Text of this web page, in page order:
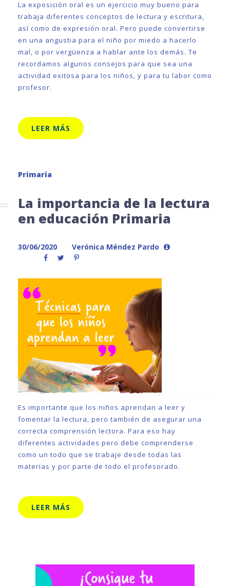
La exposición oral es un ejercicio muy bueno para
trabaja diferentes conceptos de lectura y escritura,
así como de expresión oral. Pero puede convertirse
en una angustia para el niño por miedo a hacerlo
mal, o por vergüenza a hablar ante los demás. Te
recordamos algunos consejos para que sea una
actividad exitosa para los niños, y para tu labor como
profesor.
LEER MÁS
Primaria
La importancia de la lectura
en educación Primaria
30/06/2020 Verónica Méndez Pardo
Es importante que los niños aprendan a leer y
fomentar la lectura, pero también de asegurar una
correcta comprensión lectora. Para eso hay
diferentes actividades pero debe comprenderse
como un todo que se trabaje desde todas las
materias y por parte de todo el profesorado.
LEER MÁS